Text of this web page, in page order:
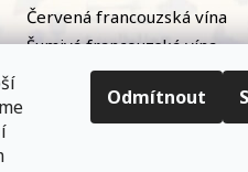
Odmítnout
Červená francouzská vína
Šumivá francouzská vína
Naturální / přírodní
Bag-in-box